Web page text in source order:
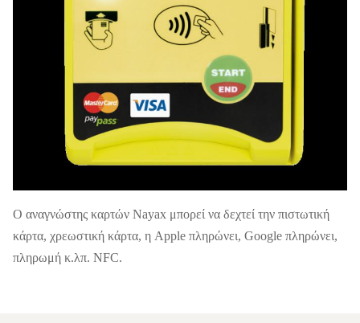
Ο αναγνώστης καρτών Nayax μπορεί να δεχτεί την πιστωτική
κάρτα, χρεωστική κάρτα, η Apple πληρώνει, Google πληρώνει,
πληρωμή κ.λπ. NFC.